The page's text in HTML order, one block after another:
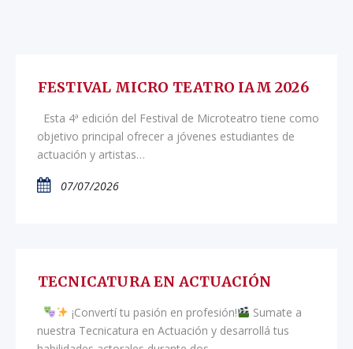
FESTIVAL MICRO TEATRO IAM 2026
07/07/2026
Esta 4ª edición del Festival de Microteatro tiene como
objetivo principal ofrecer a jóvenes estudiantes de
actuación y artistas…
TECNICATURA EN ACTUACIÓN
¡Convertí tu pasión en profesión!
Sumate a
nuestra Tecnicatura en Actuación y desarrollá tus